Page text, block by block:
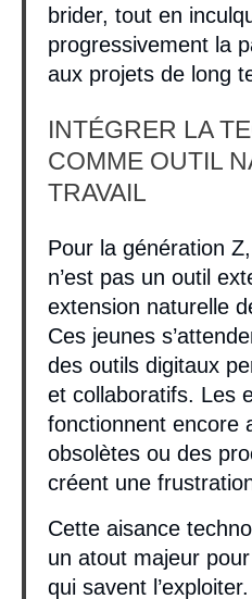
brider, tout en
progressivement la
aux projets de long
INTÉGRER LA
COMME OUTIL
TRAVAIL
Pour la génération
n’est pas un outil
extension naturelle
Ces jeunes
des outils digitaux
et collaboratifs. Les
fonctionnent encore
obsolètes ou des
créent une
Cette aisance
un atout majeur
qui savent